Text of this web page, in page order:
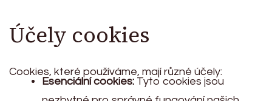
Účely cookies
Cookies, které používáme, mají různé účely:
Esenciální cookies: Tyto cookies jsou